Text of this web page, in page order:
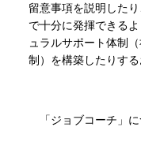
留意事項を説明した
で十分に発揮できる
ュラルサポート体制
制）を構築したりする
「ジョブコーチ」に